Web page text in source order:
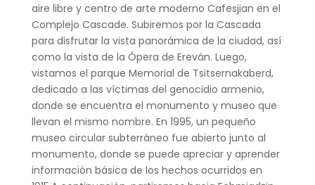
aire libre y centro de arte moderno Cafesjian en el
Complejo Cascade. Subiremos por la Cascada
para disfrutar la vista panorámica de la ciudad, así
como la vista de la Ópera de Ereván. Luego,
vistamos el parque Memorial de Tsitsernakaberd,
dedicado a las víctimas del genocidio armenio,
donde se encuentra el monumento y museo que
llevan el mismo nombre. En 1995, un pequeño
museo circular subterráneo fue abierto junto al
monumento, donde se puede apreciar y aprender
información básica de los hechos ocurridos en